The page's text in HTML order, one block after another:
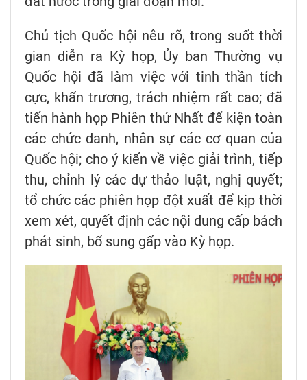
Chủ tịch Quốc hội nêu rõ, trong suốt thời
gian diễn ra Kỳ họp, Ủy ban Thường vụ
Quốc hội đã làm việc với tinh thần tích
cực, khẩn trương, trách nhiệm rất cao; đã
tiến hành họp Phiên thứ Nhất để kiện toàn
các chức danh, nhân sự các cơ quan của
Quốc hội; cho ý kiến về việc giải trình, tiếp
thu, chỉnh lý các dự thảo luật, nghị quyết;
tổ chức các phiên họp đột xuất để kịp thời
xem xét, quyết định các nội dung cấp bách
phát sinh, bổ sung gấp vào Kỳ họp.